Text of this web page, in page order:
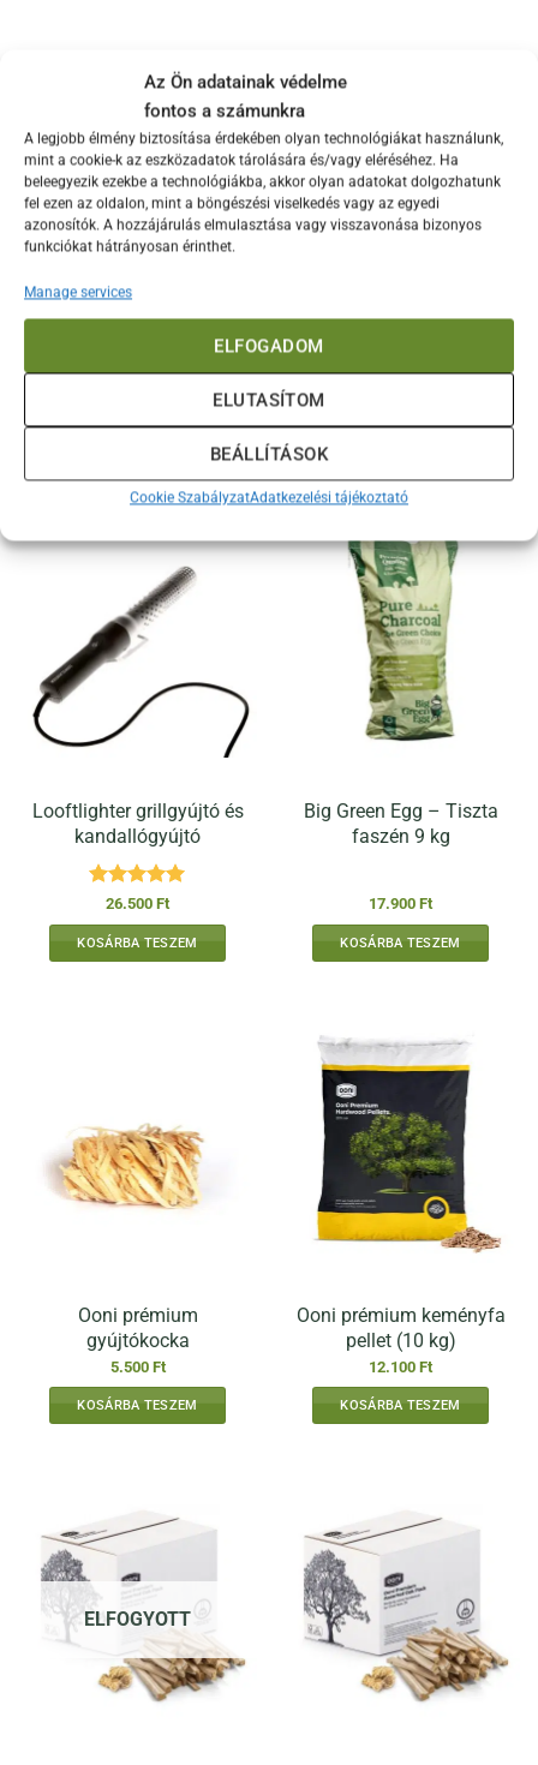
Az Ön adatainak védelme
fontos a számunkra
A legjobb élmény biztosítása érdekében olyan technológiákat használunk,
mint a cookie-k az eszközadatok tárolására és/vagy eléréséhez. Ha
beleegyezik ezekbe a technológiákba, akkor olyan adatokat dolgozhatunk
fel ezen az oldalon, mint a böngészési viselkedés vagy az egyedi
azonosítók. A hozzájárulás elmulasztása vagy visszavonása bizonyos
funkciókat hátrányosan érinthet.
Manage services
ELFOGADOM
ELUTASÍTOM
BEÁLLÍTÁSOK
Cookie SzabályzatAdatkezelési tájékoztató
ELFOGYOTT
Big Green Egg
ÚJ!
Big Green Egg
gyújtórúd
Looftlighter grillgyújtó és
kandallógyújtó
Értékelés:
/ 5
26.500 Ft
KOSÁRBA TESZEM
Big Green Egg – Tiszta
faszén 9 kg
17.900 Ft
KOSÁRBA TESZEM
Ooni prémium
gyújtókocka
5.500 Ft
KOSÁRBA TESZEM
Ooni prémium keményfa
pellet (10 kg)
12.100 Ft
KOSÁRBA TESZEM
ELFOGYOTT